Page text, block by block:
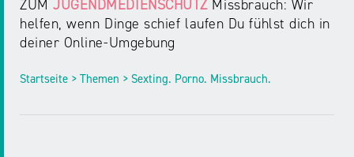
ZUMJUGENDMEDIENSCHUTZMissbrauch: Wir
helfen, wenn Dinge schief laufen Du fühlst dich in
deiner Online-Umgebung
Startseite > Themen > Sexting. Porno. Missbrauch.